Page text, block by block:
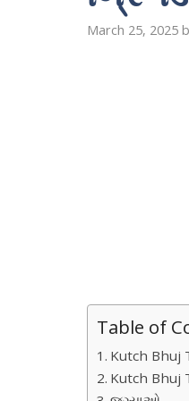
March 25, 2025
Table of
Kutch Bhuj
Kutch Bhuj